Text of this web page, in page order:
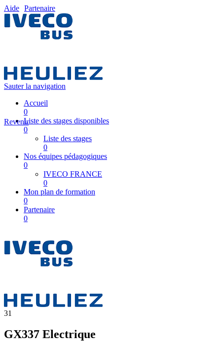
Aide Partenaire
Sauter la navigation
Accueil
0
Liste des stages disponibles
0
Liste des stages
0
Nos équipes pédagogiques
0
IVECO FRANCE
0
Mon plan de formation
0
Partenaire
0
31
GX337 Electrique
Revenir